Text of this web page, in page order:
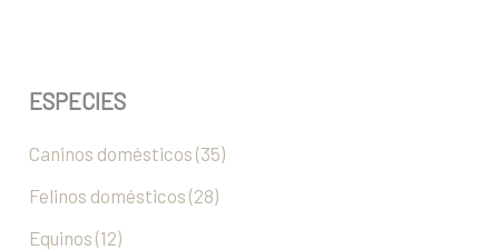
ESPECIES
Caninos domésticos (35)
Felinos domésticos (28)
Equinos (12)